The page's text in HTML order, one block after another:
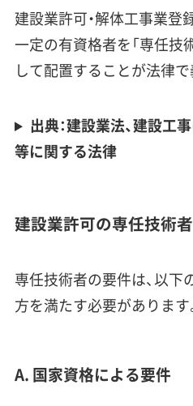
建設業許可・解体工事業登
一定の有資格者を「専任技
して配置することが法律
出典：建設業法、建設工
等に関する法律
建設業許可の専任技術者
専任技術者の要件は、以
方を満たす必要があります
A. 国家資格による要件